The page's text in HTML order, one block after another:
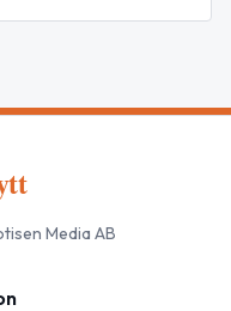
Media AB